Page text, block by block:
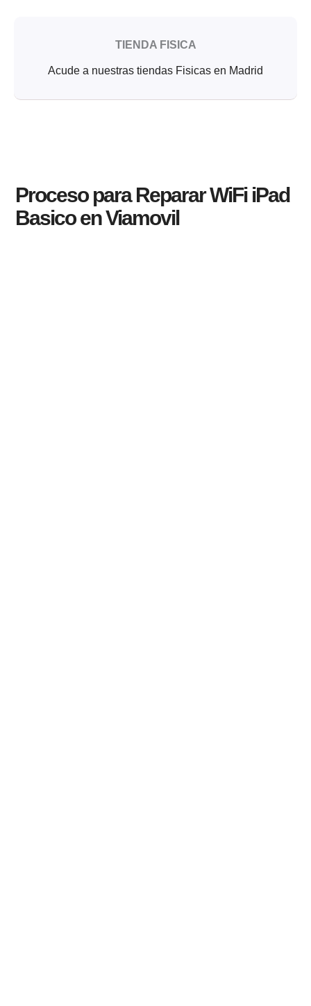
TIENDA FISICA
Acude a nuestras tiendas Fisicas en Madrid
Proceso para Reparar WiFi iPad
Basico en Viamovil